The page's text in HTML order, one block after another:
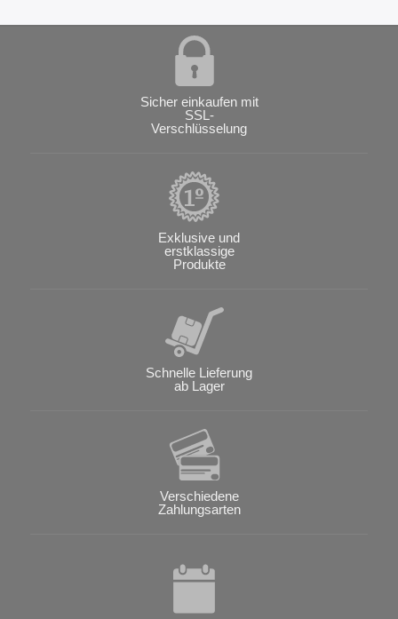
Sicher einkaufen mit
SSL-
Verschlüsselung
Exklusive und
erstklassige
Produkte
Schnelle Lieferung
ab Lager
Verschiedene
Zahlungsarten